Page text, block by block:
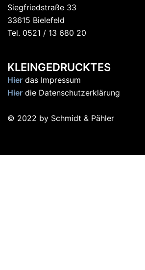
Siegfriedstraße 33
33615 Bielefeld
Tel. 0521 / 13 680 20
KLEINGEDRUCKTES
Hier das Impressum
Hier die Datenschutzerklärung
© 2022 by Schmidt & Pähler